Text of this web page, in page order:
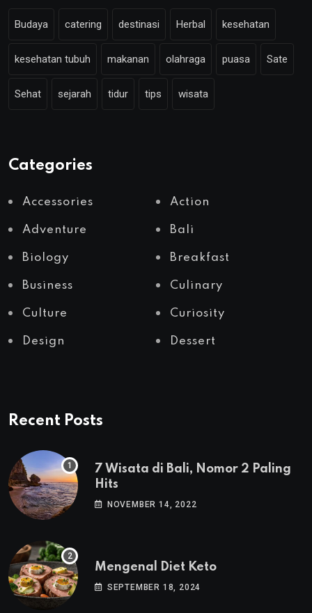
Budaya catering destinasi Herbal kesehatan
kesehatan tubuh makanan olahraga puasa Sate
Sehat sejarah tidur tips wisata
Categories
Accessories Action
Adventure Bali
Biology Breakfast
Business Culinary
Culture Curiosity
Design Dessert
Recent Posts
7 Wisata di Bali, Nomor 2 Paling
Hits
NOVEMBER 14, 2022
Mengenal Diet Keto
SEPTEMBER 18, 2024